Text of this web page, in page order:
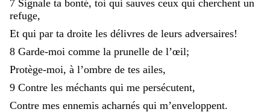
7 Signale ta bonté, toi qui sauves ceux qui cherchent un
refuge,
Et qui par ta droite les délivres de leurs adversaires!
8 Garde-moi comme la prunelle de l’œil;
Protège-moi, à l’ombre de tes ailes,
9 Contre les méchants qui me persécutent,
Contre mes ennemis acharnés qui m’enveloppent.